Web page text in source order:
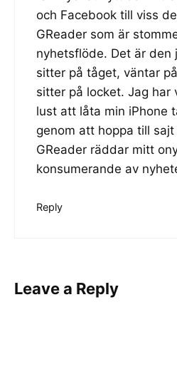
och Facebook till viss
GReader som är
nyhetsflöde. Det är den
sitter på tåget, väntar
sitter på locket. Jag har
lust att låta min iPhone
genom att hoppa till
GReader räddar mitt
konsumerande av
Reply
Leave a Reply